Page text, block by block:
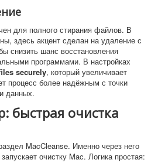
для полного стирания файлов. В
здесь акцент сделан на удаление с
снизить шанс восстановления
программами. В настройках
securely, который увеличивает
процесс более надёжным с точки
данных.
быстрая очистка
MacCleanse. Именно через него
очистку Mac. Логика простая: